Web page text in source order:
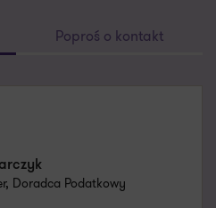
Poproś o kontakt
Doradca Podatkowy